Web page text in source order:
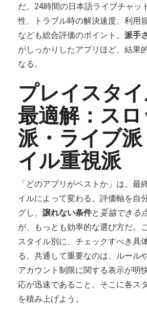
だ。24時間の日本語ライブチャッ
性、トラブル時の解決速度、利用
なども総合評価のポイント。 派手
がしっかりしたアプリほど、結果
なる。
プレイスタ
最適解：スロ
派・ライブ
イル重視派
「どのアプリがベストか」は、最
イルによって変わる。評価軸を自
グし、 譲れない条件と 妥協できる
が、もっとも効率的な選び方だ。
スタイル別に、チェックすべき具
る。共通して重要なのは、ルール
アカウント制限に関する表示が明
応が迅速であること。そこに各ス
を積み上げよう。